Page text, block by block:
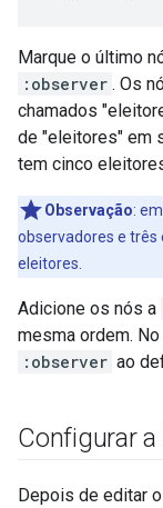
Marque o último
:observer . Os
chamados
de "eleitores" em
tem cinco
Observação:
observadores e três
eleitores.
Adicione os nós a
mesma ordem.
:observer ao
Configurar
Depois de editar